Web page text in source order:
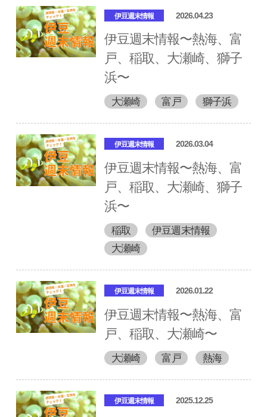
伊豆週末情報 2026.04.23
伊豆週末情報〜熱海、富
戸、稲取、大瀬崎、獅子
浜〜
大瀬崎 富戸 獅子浜
伊豆週末情報 2026.03.04
伊豆週末情報〜熱海、富
戸、稲取、大瀬崎、獅子
浜〜
稲取
伊豆週末情報
大瀬崎
伊豆週末情報 2026.01.22
伊豆週末情報〜熱海、富
戸、稲取、大瀬崎〜
大瀬崎 富戸 熱海
伊豆週末情報 2025.12.25